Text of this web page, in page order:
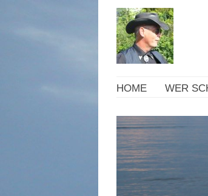
HOME WER